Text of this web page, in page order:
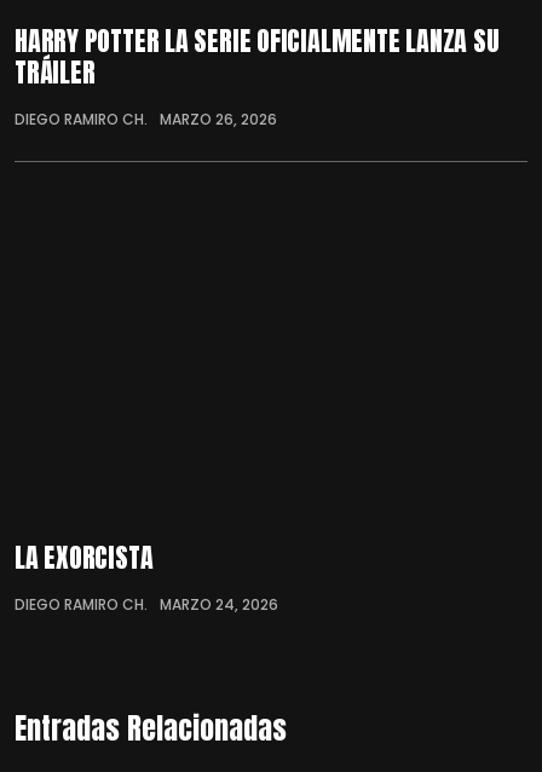
HARRY POTTER LA SERIE OFICIALMENTE LANZA SU
TRÁILER
DIEGO RAMIRO CH. MARZO 26, 2026
LA EXORCISTA
DIEGO RAMIRO CH. MARZO 24, 2026
Entradas Relacionadas